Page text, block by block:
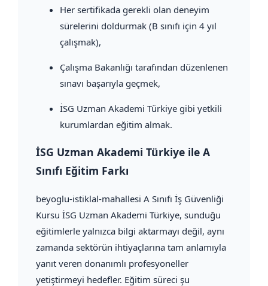
Her sertifikada gerekli olan deneyim
sürelerini doldurmak (B sınıfı için 4 yıl
çalışmak),
Çalışma Bakanlığı tarafından düzenlenen
sınavı başarıyla geçmek,
İSG Uzman Akademi Türkiye gibi yetkili
kurumlardan eğitim almak.
İSG Uzman Akademi Türkiye ile A
Sınıfı Eğitim Farkı
beyoglu-istiklal-mahallesi A Sınıfı İş Güvenliği
Kursu İSG Uzman Akademi Türkiye, sunduğu
eğitimlerle yalnızca bilgi aktarmayı değil, aynı
zamanda sektörün ihtiyaçlarına tam anlamıyla
yanıt veren donanımlı profesyoneller
yetiştirmeyi hedefler. Eğitim süreci şu